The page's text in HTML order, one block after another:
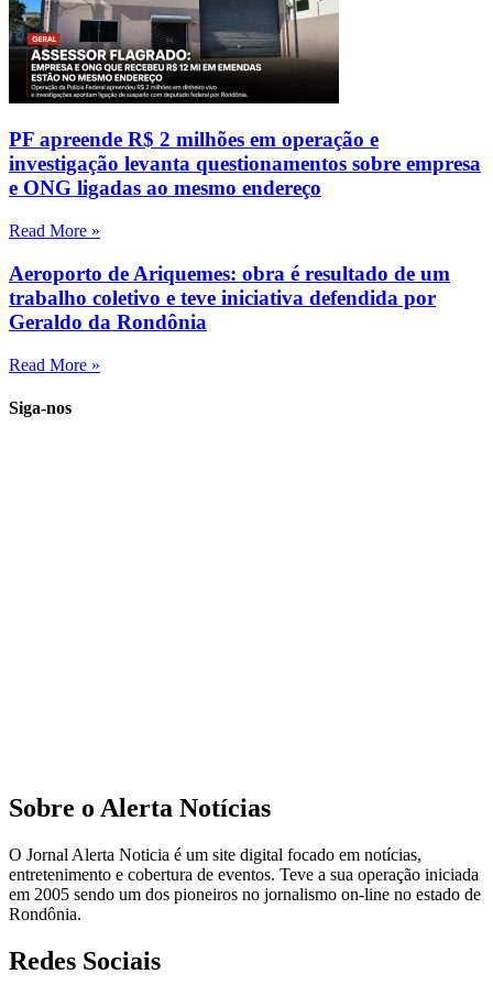
PF apreende R$ 2 milhões em operação e
investigação levanta questionamentos sobre empresa
e ONG ligadas ao mesmo endereço
Read More »
Aeroporto de Ariquemes: obra é resultado de um
trabalho coletivo e teve iniciativa defendida por
Geraldo da Rondônia
Read More »
Siga-nos
Sobre o Alerta Notícias
O Jornal Alerta Noticia é um site digital focado em notícias,
entretenimento e cobertura de eventos. Teve a sua operação iniciada
em 2005 sendo um dos pioneiros no jornalismo on-line no estado de
Rondônia.
Redes Sociais